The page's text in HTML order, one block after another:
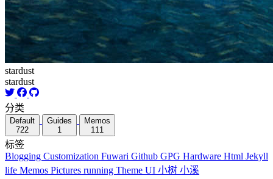
stardust
stardust
分类
Default
722
Guides
1
Memos
111
标签
Blogging Customization Fuwari Github GPG Hardware Html Jekyll
life Memos Pictures running Theme UI 小树 小溪